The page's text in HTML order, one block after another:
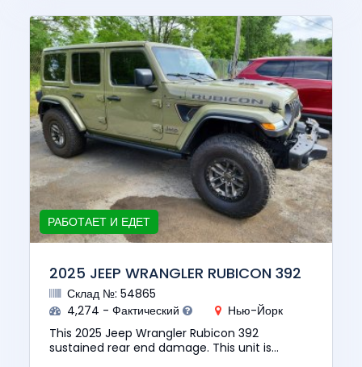
РАБОТАЕТ И ЕДЕТ
2025 JEEP WRANGLER RUBICON 392
Склад №: 54865
4,274 - Фактический
Нью-Йорк
This 2025 Jeep Wrangler Rubicon 392
sustained rear end damage. This unit is